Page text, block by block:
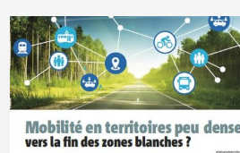
17 Sep 2020 - Réf: BW40286